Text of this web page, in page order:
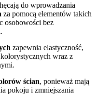
do wprowadzania
za pomocą elementów takich
osobowości bez
zapewnia elastyczność,
wraz z
ścian, ponieważ mają
pokoju i zmniejszania